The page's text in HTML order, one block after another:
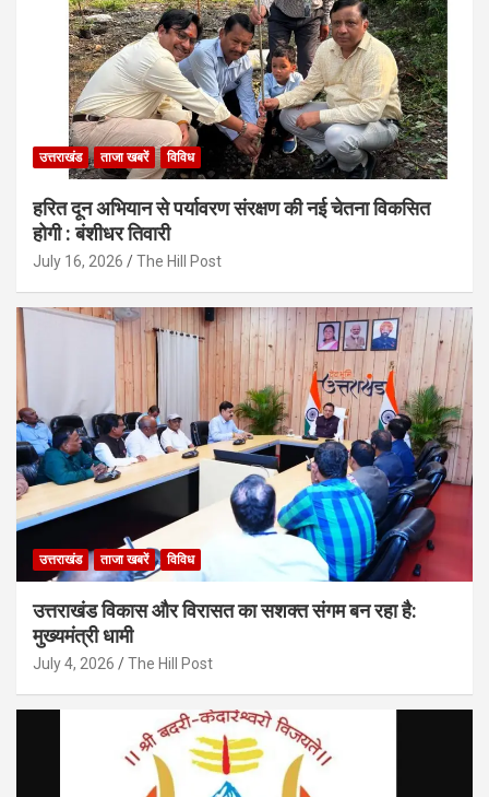
उत्तराखंड ताजा खबरें विविध
हरित दून अभियान से पर्यावरण संरक्षण की नई चेतना विकसित
होगी : बंशीधर तिवारी
July 16, 2026 The Hill Post
उत्तराखंड ताजा खबरें विविध
उत्तराखंड विकास और विरासत का सशक्त संगम बन रहा है:
मुख्यमंत्री धामी
July 4, 2026 The Hill Post